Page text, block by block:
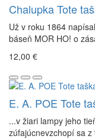
Chalupka Tote
Už v roku 1864
báseň MOR HO! o
12,00 €
E. A. POE Tote
...v žiari lampy jeho
zúfajúcnevzchopí sa